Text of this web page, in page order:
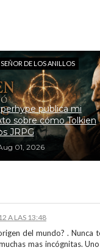
SEÑOR DE LOS ANILLOS
publica mi
sobre cómo Tolkien
JRPG
01, 2026
A LAS 13:48
del mundo? . Nunca
mas incógnitas.